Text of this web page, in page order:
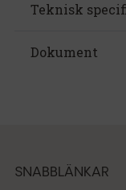
Teknisk
Dokument
SNABBLÄNKAR